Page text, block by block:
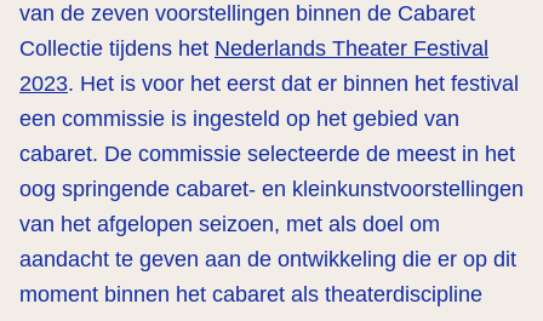
van de zeven voorstellingen binnen de Cabaret
Collectie tijdens het Nederlands Theater Festival
2023. Het is voor het eerst dat er binnen het festival
een commissie is ingesteld op het gebied van
cabaret. De commissie selecteerde de meest in het
oog springende cabaret- en kleinkunstvoorstellingen
van het afgelopen seizoen, met als doel om
aandacht te geven aan de ontwikkeling die er op dit
moment binnen het cabaret als theaterdiscipline